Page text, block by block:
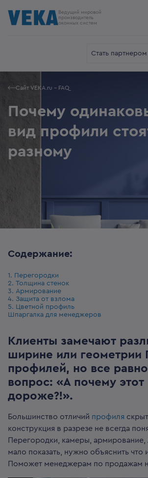
Ведущий мировой
производитель
оконных систем
Стать партнером
Сайт VEKA.ru - FAQ
Почему
вид профили
разному
Содержание:
1. Перегородки
2. Толщина стенок
3. Армирование
4. Защита от взлома
5. Цветной профиль
Шпаргалка для менеджеров
Клиенты замечают
ширине или геометрии
профилей, но все
вопрос: «А почему этот
дороже?!».
Большинство отличий профиля
конструкция в разрезе не всегда
Перегородки, камеры,
мало показать, нужно объяснить что
Поможет менеджерам по продажам